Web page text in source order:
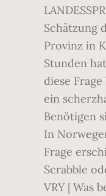
Schätzung
Provinz in
Stunden
diese
ein
Benötigen
In
Frage
Scrabble
VRY | Was